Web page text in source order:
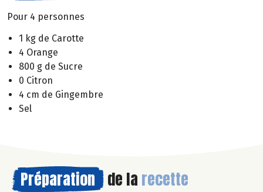
Pour 4 personnes
1 kg de Carotte
4 Orange
800 g de Sucre
0 Citron
4 cm de Gingembre
Sel
Préparation de la recette